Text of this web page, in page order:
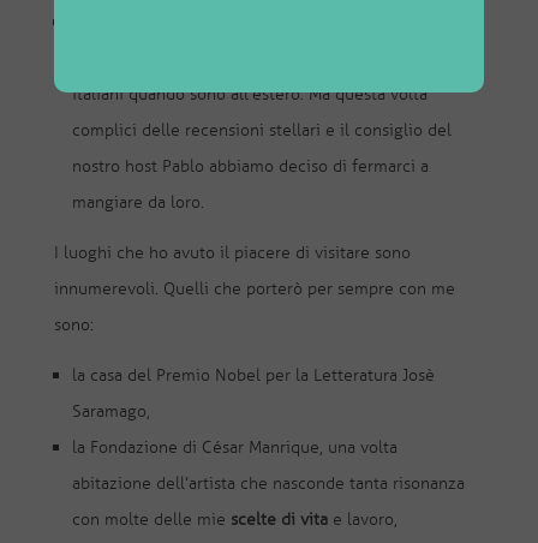
italiani quando sono all’estero. Ma questa volta
complici delle recensioni stellari e il consiglio del
nostro host Pablo abbiamo deciso di fermarci a
mangiare da loro.
I luoghi che ho avuto il piacere di visitare sono
innumerevoli. Quelli che porterò per sempre con me
sono:
la casa del Premio Nobel per la Letteratura Josè
Saramago,
la Fondazione di César Manrique, una volta
abitazione dell’artista che nasconde tanta risonanza
con molte delle mie scelte di vita e lavoro,